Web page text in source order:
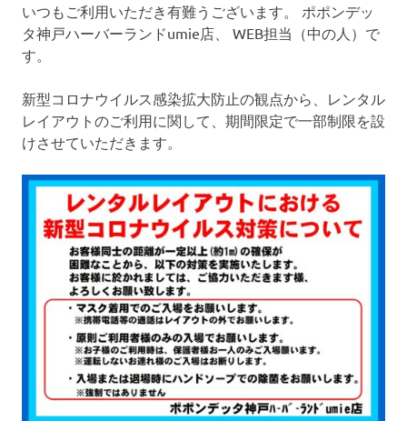
ラ
ン
ド
店
が
鉄
道
模
いつもご利用いただき有難うございます。 ポポンデッ
タ神戸ハーバーランドumie店、 WEB担当（中の人）で
す。
新型コロナウイルス感染拡大防止の観点から、レンタル
レイアウトのご利用に関して、期間限定で一部制限を設
けさせていただきます。